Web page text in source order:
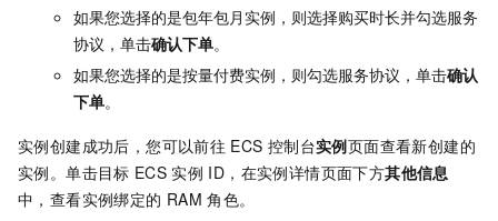
如果您选择的是包年包月实例，则选择购买时长并勾选服务
协议，单击确认下单。
如果您选择的是按量付费实例，则勾选服务协议，单击确认
下单。
实例创建成功后，您可以前往 ECS 控制台实例页面查看新创建的
实例。单击目标 ECS 实例 ID，在实例详情页面下方其他信息
中，查看实例绑定的 RAM 角色。